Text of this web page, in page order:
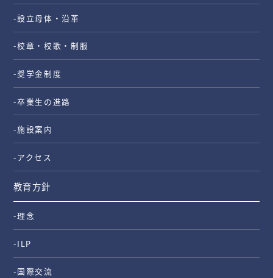
-設立母体・沿革
-校章・校歌・制服
-奨学金制度
-卒業生の進路
-施設案内
-アクセス
教育方針
-理念
-ILP
-国際交流